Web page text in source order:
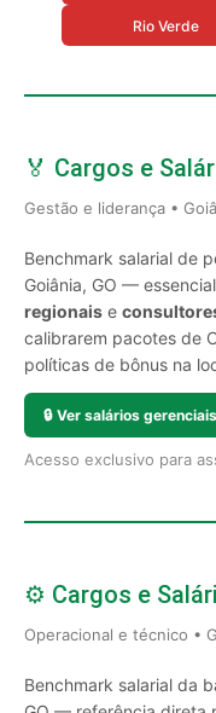
Rio Verde
🏅 Cargos e
Gestão e liderança •
Benchmark salarial de
Goiânia, GO —
regionais e
calibrarem pacotes de
políticas de bônus na
🔒 Ver salários gerenciais
Acesso exclusivo para
⚙️ Cargos e
Operacional e técnico •
Benchmark salarial da